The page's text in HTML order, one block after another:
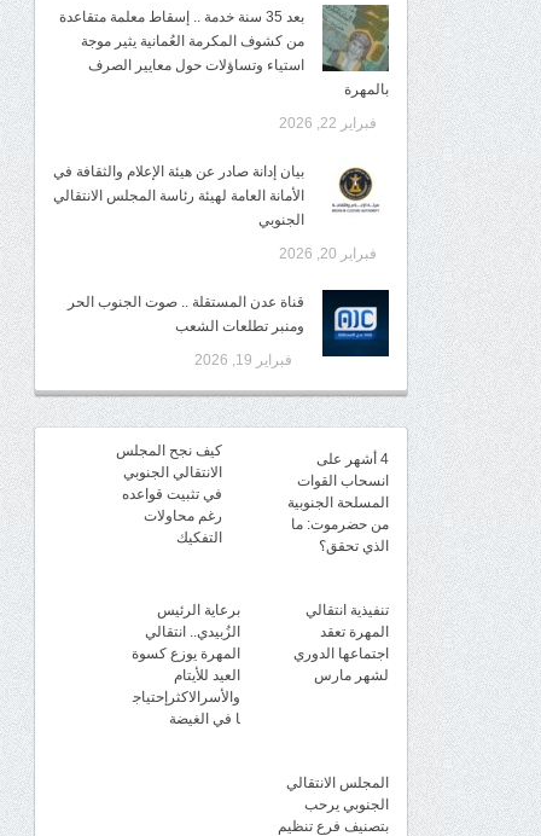
بعد 35 سنة خدمة .. إسقاط معلمة متقاعدة
من كشوف المكرمة العُمانية يثير موجة
استياء وتساؤلات حول معايير الصرف
بالمهرة
فبراير 22, 2026
بيان إدانة صادر عن هيئة الإعلام والثقافة في
الأمانة العامة لهيئة رئاسة المجلس الانتقالي
الجنوبي
فبراير 20, 2026
قناة عدن المستقلة .. صوت الجنوب الحر
ومنبر تطلعات الشعب
فبراير 19, 2026
4 أشهر على
انسحاب القوات
المسلحة الجنوبية
من حضرموت: ما
الذي تحقق؟
كيف نجح المجلس
الانتقالي الجنوبي
في تثبيت قواعده
رغم محاولات
التفكيك
تنفيذية انتقالي
المهرة تعقد
اجتماعها الدوري
لشهر مارس
برعاية الرئيس
الزُبيدي.. انتقالي
المهرة يوزع كسوة
العيد للأيتام
والأسرالاكثرإحتياج
ا في الغيضة
المجلس الانتقالي
الجنوبي يرحب
بتصنيف فرع تنظيم